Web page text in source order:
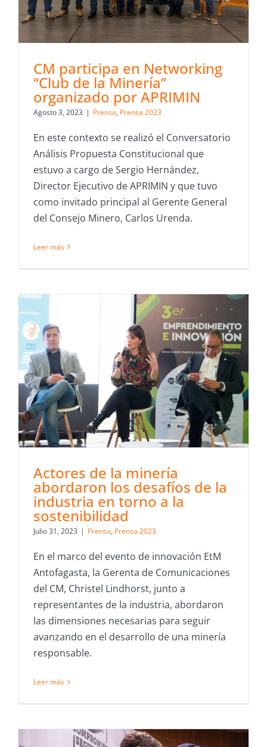
CM participa en Networking
“Club de la Minería”
organizado por APRIMIN
Agosto 3, 2023 | Prensa, Prensa 2023
En este contexto se realizó el Conversatorio
Análisis Propuesta Constitucional que
estuvo a cargo de Sergio Hernández,
Director Ejecutivo de APRIMIN y que tuvo
como invitado principal al Gerente General
del Consejo Minero, Carlos Urenda.
Leer más
Actores de la minería
abordaron los desafíos de la
industria en torno a la
sostenibilidad
Julio 31, 2023 | Prensa, Prensa 2023
En el marco del evento de innovación EtM
Antofagasta, la Gerenta de Comunicaciones
del CM, Christel Lindhorst, junto a
representantes de la industria, abordaron
las dimensiones necesarias para seguir
avanzando en el desarrollo de una minería
responsable.
Leer más